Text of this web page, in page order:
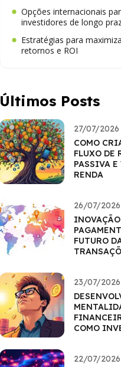
Opções internacionais
investidores de longo
Estratégias para
retornos e ROI
Últimos Posts
27/07/2026
COMO
FLUXO DE
PASSIVA
RENDA
26/07/2026
FUTURO
23/07/2026
COMO
22/07/